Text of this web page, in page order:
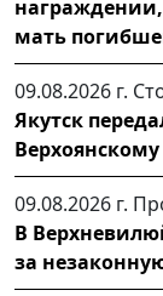
мать
09.08.2026 г.
Якутск
Верхоянскому
09.08.2026 г.
В
за